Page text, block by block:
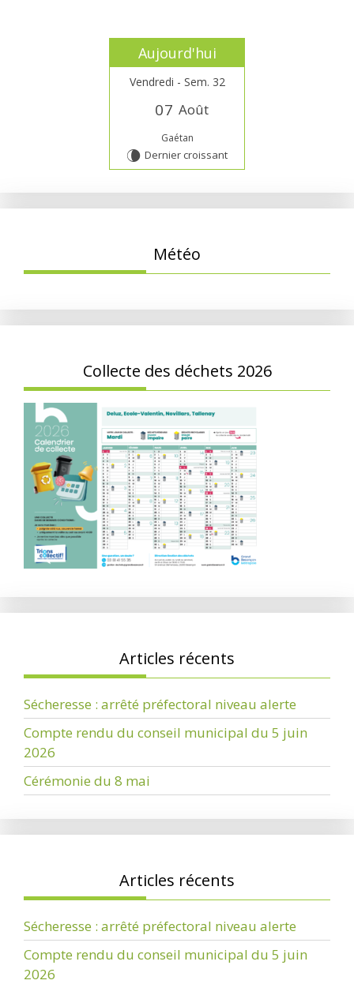
Aujourd'hui
Vendredi - Sem. 32
07 Août
Gaétan
V Dernier croissant
Météo
Collecte des déchets 2026
Articles récents
Sécheresse : arrêté préfectoral niveau alerte
Compte rendu du conseil municipal du 5 juin
2026
Cérémonie du 8 mai
Articles récents
Sécheresse : arrêté préfectoral niveau alerte
Compte rendu du conseil municipal du 5 juin
2026